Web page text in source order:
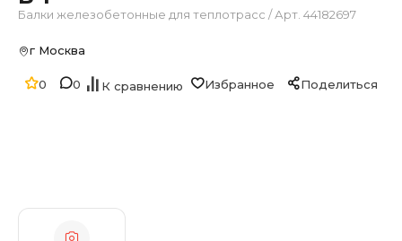
Балки железобетонные для теплотрасс /Арт. 44182697
0 0 К сравнению Избранное Поделиться
г Москва